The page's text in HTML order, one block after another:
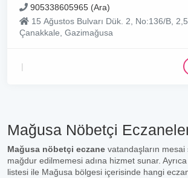
905338605965 (Ara)
15 Ağustos Bulvarı Dük. 2, No:136/B,
Çanakkale, Gazimağusa
Mağusa Nöbetçi
Mağusa nöbetçi eczane vatandaşların mesai
mağdur edilmemesi adına hizmet sunar.
listesi ile Mağusa bölgesi içerisinde hangi